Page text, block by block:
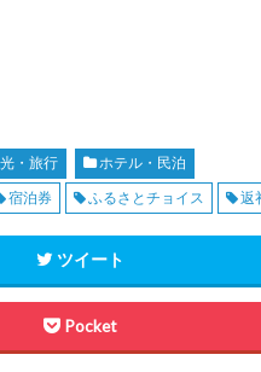
・旅行
ホテル・民泊
宿泊券 ふるさとチョイス 返
ツイート
Pocket